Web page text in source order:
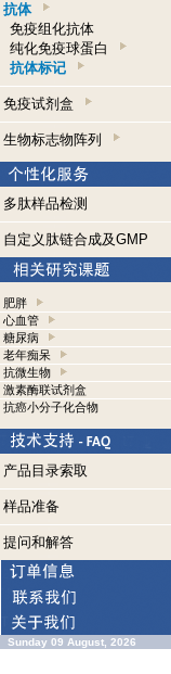
抗体
免疫组化抗体
纯化免疫球蛋白
抗体标记
免疫试剂盒
生物标志物阵列
多肽样品检测
自定义肽链合成及GMP
肥胖
心血管
糖尿病
老年痴呆
抗微生物
激素酶联试剂盒
抗癌小分子化合物
产品目录索取
样品准备
提问和解答
Sunday 09 August, 2026